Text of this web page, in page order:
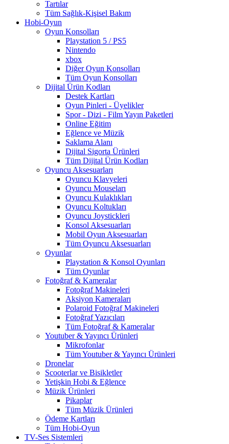
Tartılar
Tüm Sağlık-Kişisel Bakım
Hobi-Oyun
Oyun Konsolları
Playstation 5 / PS5
Nintendo
xbox
Diğer Oyun Konsolları
Tüm Oyun Konsolları
Dijital Ürün Kodları
Destek Kartları
Oyun Pinleri - Üyelikler
Spor - Dizi - Film Yayın Paketleri
Online Eğitim
Eğlence ve Müzik
Saklama Alanı
Dijital Sigorta Ürünleri
Tüm Dijital Ürün Kodları
Oyuncu Aksesuarları
Oyuncu Klavyeleri
Oyuncu Mouseları
Oyuncu Kulaklıkları
Oyuncu Koltukları
Oyuncu Joystickleri
Konsol Aksesuarları
Mobil Oyun Aksesuarları
Tüm Oyuncu Aksesuarları
Oyunlar
Playstation & Konsol Oyunları
Tüm Oyunlar
Fotoğraf & Kameralar
Fotoğraf Makineleri
Aksiyon Kameraları
Polaroid Fotoğraf Makineleri
Fotoğraf Yazıcıları
Tüm Fotoğraf & Kameralar
Youtuber & Yayıncı Ürünleri
Mikrofonlar
Tüm Youtuber & Yayıncı Ürünleri
Dronelar
Scooterlar ve Bisikletler
Yetişkin Hobi & Eğlence
Müzik Ürünleri
Pikaplar
Tüm Müzik Ürünleri
Ödeme Kartları
Tüm Hobi-Oyun
TV-Ses Sistemleri